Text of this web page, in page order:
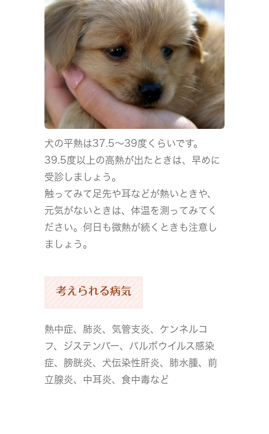
犬の平熱は37.5～39度くらいです。
39.5度以上の高熱が出たときは、早めに
受診しましょう。
触ってみて足先や耳などが熱いときや、
元気がないときは、体温を測ってみてく
ださい。何日も微熱が続くときも注意し
ましょう。
考えられる病気
熱中症、肺炎、気管支炎、ケンネルコ
フ、ジステンバー、パルボウイルス感染
症、膀胱炎、犬伝染性肝炎、肺水腫、前
立腺炎、中耳炎、食中毒など